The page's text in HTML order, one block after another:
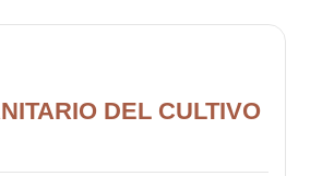
DEL CULTIVO